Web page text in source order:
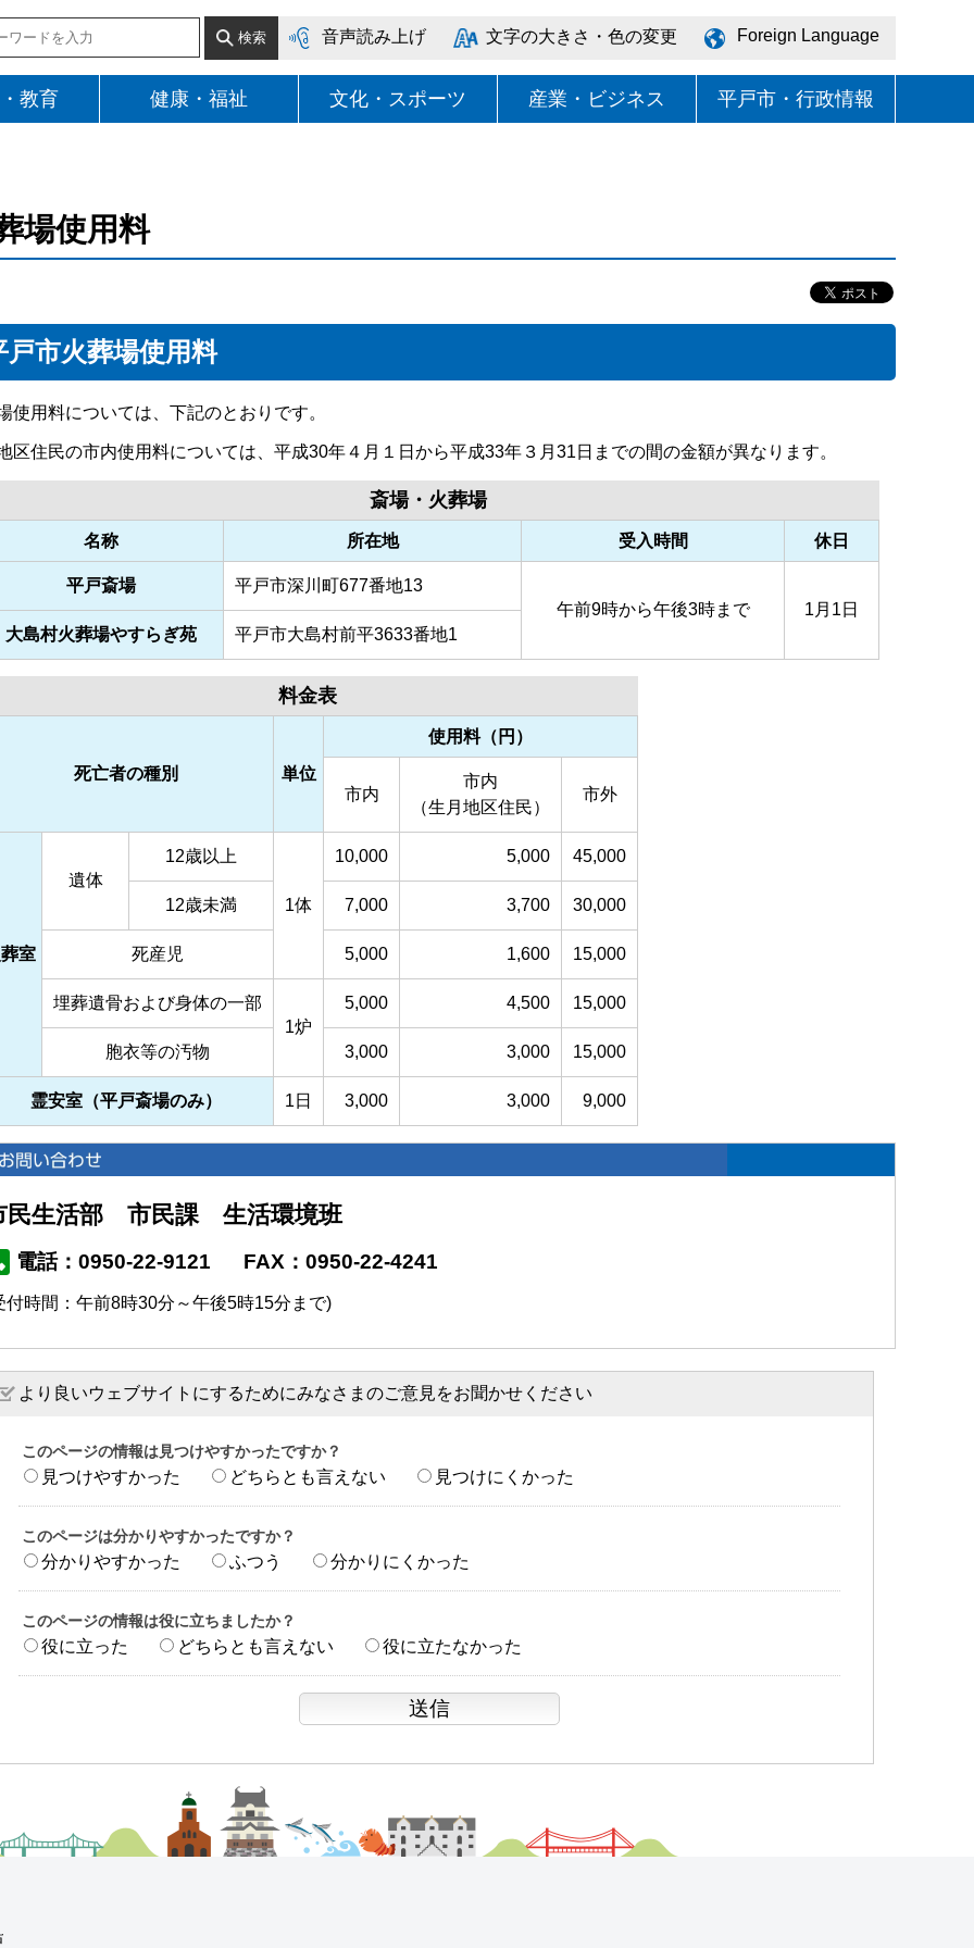
音声読み上げ 文字の大きさ・色の変更 Foreign Language
教育 健康・福祉 文化・スポーツ 産業・ビジネス 平戸市・行政情報
場使用料
戸市火葬場使用料
使用料については、下記のとおりです。
区住民の市内使用料については、平成30年４月１日から平成33年３月31日までの間の金額が異なります。
斎場・火葬場
名称 所在地 受入時間 休日
平戸斎場
平戸市深川町677番地13
午前9時から午後3時まで
1月1日
大島村火葬場やすらぎ苑
平戸市大島村前平3633番地1
料金表
死亡者の種別 単位
使用料（円）
市内
市内
（生月地区住民）
市外
室
遺体
12歳以上
1体
10,000 5,000 45,000
12歳未満 7,000 3,700 30,000
死産児 5,000 1,600 15,000
埋葬遺骨および身体の一部
1炉
5,000 4,500 15,000
胞衣等の汚物 3,000 3,000 15,000
霊安室（平戸斎場のみ） 1日 3,000 3,000 9,000
民生活部 市民課 生活環境班
電話：0950-22-9121 FAX：0950-22-4241
付時間：午前8時30分～午後5時15分まで)
より良いウェブサイトにするためにみなさまのご意見をお聞かせください
このページの情報は見つけやすかったですか？
見つけやすかった どちらとも言えない 見つけにくかった
このページは分かりやすかったですか？
分かりやすかった ふつう 分かりにくかった
このページの情報は役に立ちましたか？
役に立った どちらとも言えない 役に立たなかった